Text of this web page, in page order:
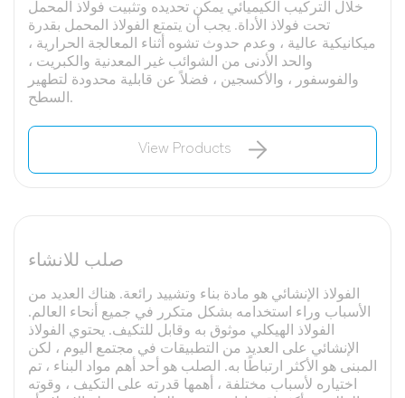
خلال التركيب الكيميائي يمكن تحديده وتثبيت فولاذ المحمل
تحت فولاذ الأداة. يجب أن يتمتع الفولاذ المحمل بقدرة
ميكانيكية عالية ، وعدم حدوث تشوه أثناء المعالجة الحرارية ،
والحد الأدنى من الشوائب غير المعدنية والكبريت ،
والفوسفور ، والأكسجين ، فضلاً عن قابلية محدودة لتطهير
السطح.
View Products
صلب للانشاء
الفولاذ الإنشائي هو مادة بناء وتشييد رائعة. هناك العديد من
الأسباب وراء استخدامه بشكل متكرر في جميع أنحاء العالم.
الفولاذ الهيكلي موثوق به وقابل للتكيف. يحتوي الفولاذ
الإنشائي على العديد من التطبيقات في مجتمع اليوم ، لكن
المبنى هو الأكثر ارتباطًا به. الصلب هو أحد أهم مواد البناء ، تم
اختياره لأسباب مختلفة ، أهمها قدرته على التكيف ، وقوته